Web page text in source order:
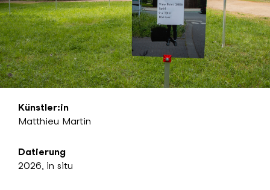
Künstler:in
Matthieu Martin
Datierung
2026, in situ